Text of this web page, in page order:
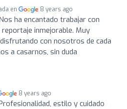
en 8 years ago
ha encantado trabajar con
reportaje inmejorable. Muy
con nosotros de cada
a casarnos, sin duda
8 years ago
estilo y cuidado